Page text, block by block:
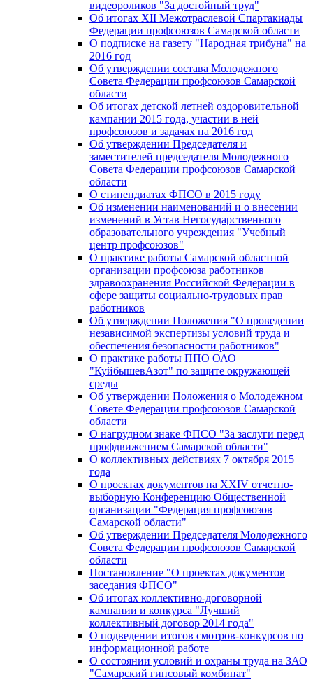
видеороликов "За достойный труд"
Об итогах XII Межотраслевой Спартакиады
Федерации профсоюзов Самарской области
О подписке на газету "Народная трибуна" на
2016 год
Об утверждении состава Молодежного
Совета Федерации профсоюзов Самарской
области
Об итогах детской летней оздоровительной
кампании 2015 года, участии в ней
профсоюзов и задачах на 2016 год
Об утверждении Председателя и
заместителей председателя Молодежного
Совета Федерации профсоюзов Самарской
области
О стипендиатах ФПСО в 2015 году
Об изменении наименований и о внесении
изменений в Устав Негосударственного
образовательного учреждения "Учебный
центр профсоюзов"
О практике работы Самарской областной
организации профсоюза работников
здравоохранения Российской Федерации в
сфере защиты социально-трудовых прав
работников
Об утверждении Положения "О проведении
независимой экспертизы условий труда и
обеспечения безопасности работников"
О практике работы ППО ОАО
"КуйбышевАзот" по защите окружающей
среды
Об утверждении Положения о Молодежном
Совете Федерации профсоюзов Самарской
области
О нагрудном знаке ФПСО "За заслуги перед
профдвижением Самарской области"
О коллективных действиях 7 октября 2015
года
О проектах документов на XXIV отчетно-
выборную Конференцию Общественной
организации "Федерация профсоюзов
Самарской области"
Об утверждении Председателя Молодежного
Совета Федерации профсоюзов Самарской
области
Постановление "О проектах документов
заседания ФПСО"
Об итогах коллективно-договорной
кампании и конкурса "Лучший
коллективный договор 2014 года"
О подведении итогов смотров-конкурсов по
информационной работе
О состоянии условий и охраны труда на ЗАО
"Самарский гипсовый комбинат"